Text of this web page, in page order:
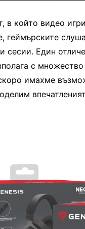
в който видео
геймърските
сесии. Един
с
имахме